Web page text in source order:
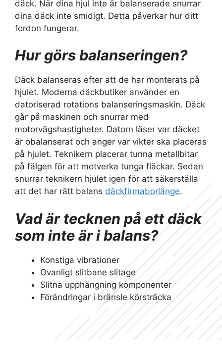
däck. När dina hjul inte är balanserade snurrar
dina däck inte smidigt. Detta påverkar hur ditt
fordon fungerar.
Hur görs balanseringen?
Däck balanseras efter att de har monterats på
hjulet. Moderna däckbutiker använder en
datoriserad rotations balanseringsmaskin. Däck
går på maskinen och snurrar med
motorvägshastigheter. Datorn läser var däcket
är obalanserat och anger var vikter ska placeras
på hjulet. Teknikern placerar tunna metallbitar
på fälgen för att motverka tunga fläckar. Sedan
snurrar teknikern hjulet igen för att säkerställa
att det har rätt balans däckfirmaborlänge.
Vad är tecknen på ett däck
som inte är i balans?
Konstiga vibrationer
Ovanligt slitbane slitage
Slitna upphängning komponenter
Förändringar i bränsle körsträcka